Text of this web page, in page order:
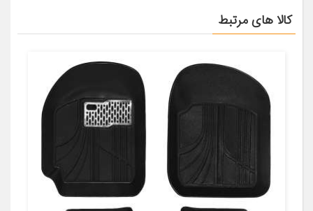
کالا های مرتبط